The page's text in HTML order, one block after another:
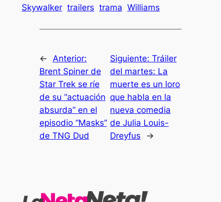
Skywalker trailers trama Williams
← Anterior:
Brent Spiner de
Star Trek se ríe
de su “actuación
absurda” en el
episodio “Masks”
de TNG Dud
Siguiente: Tráiler
del martes: La
muerte es un loro
que habla en la
nueva comedia
de Julia Louis-
Dreyfus
→